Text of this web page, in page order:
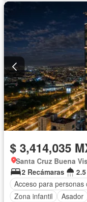
$ 3,414,035
Santa Cruz Buena
2 Recámaras
Acceso para personas
Zona infantil
Asador